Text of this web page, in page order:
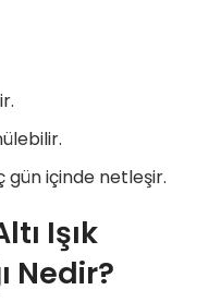
gün içinde netleşir.
Işık
Nedir?